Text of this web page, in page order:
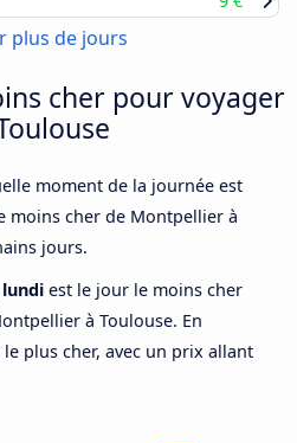
plus de jours
cher pour voyager
moment de la journée est
moins cher de Montpellier à
jours.
lundi est le jour le moins cher
à Toulouse. En
plus cher, avec un prix allant